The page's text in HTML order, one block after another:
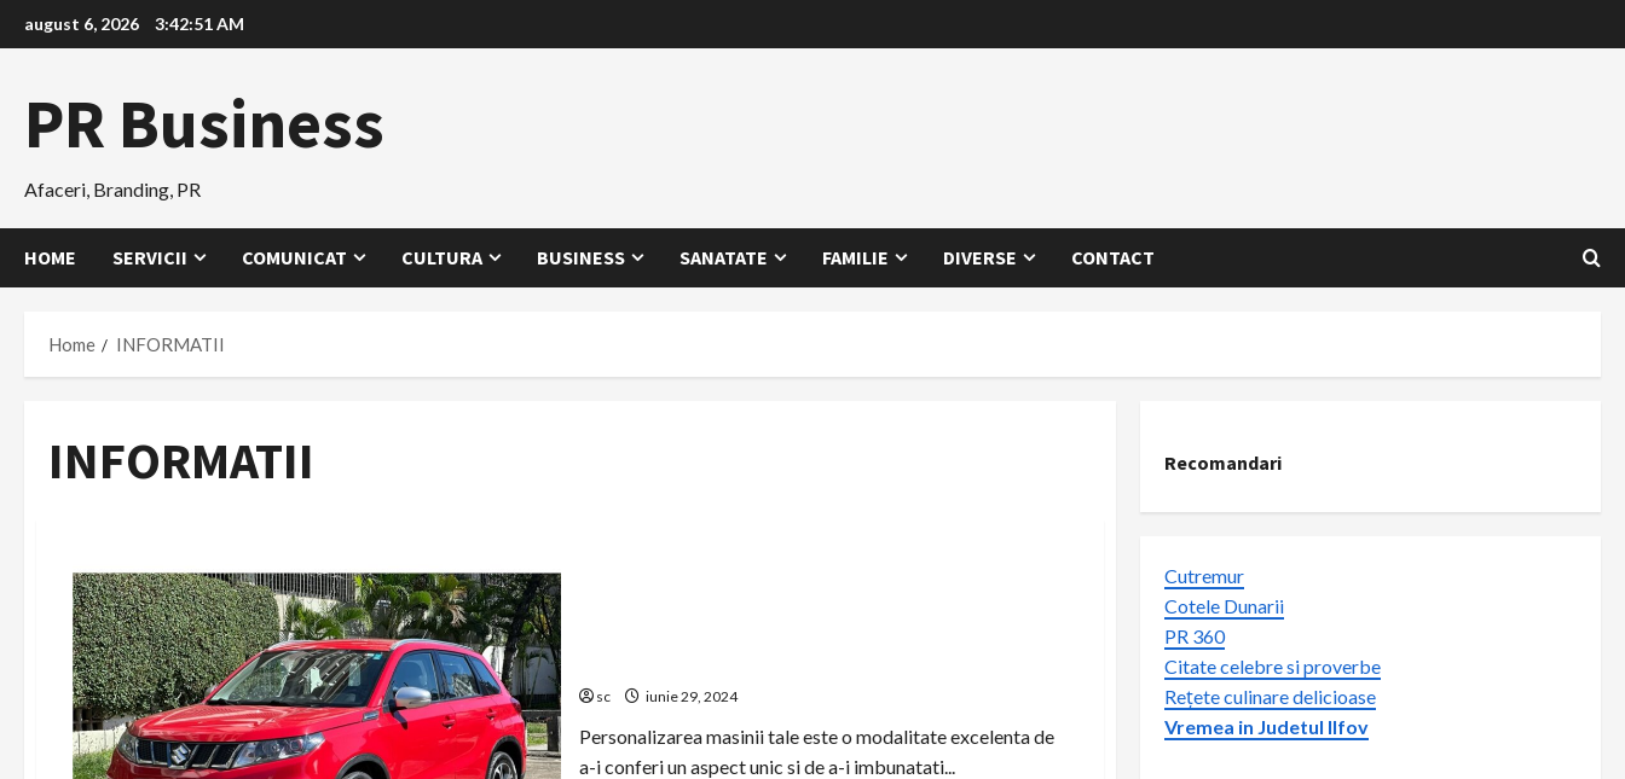
to
august 6, 2026 3:42:52 AM
PR Business
Afaceri, Branding, PR
HOME SERVICII COMUNICAT CULTURA BUSINESS SANATATE FAMILIE DIVERSE CONTACT
Home INFORMATII
INFORMATII
sc iunie 29, 2024
Personalizarea masinii tale este o modalitate excelenta de
a-i conferi un aspect unic si de a-i imbunatati...
Recomandari
Cutremur
Cotele Dunarii
PR 360
Citate celebre si proverbe
Rețete culinare delicioase
Vremea in Judetul Ilfov